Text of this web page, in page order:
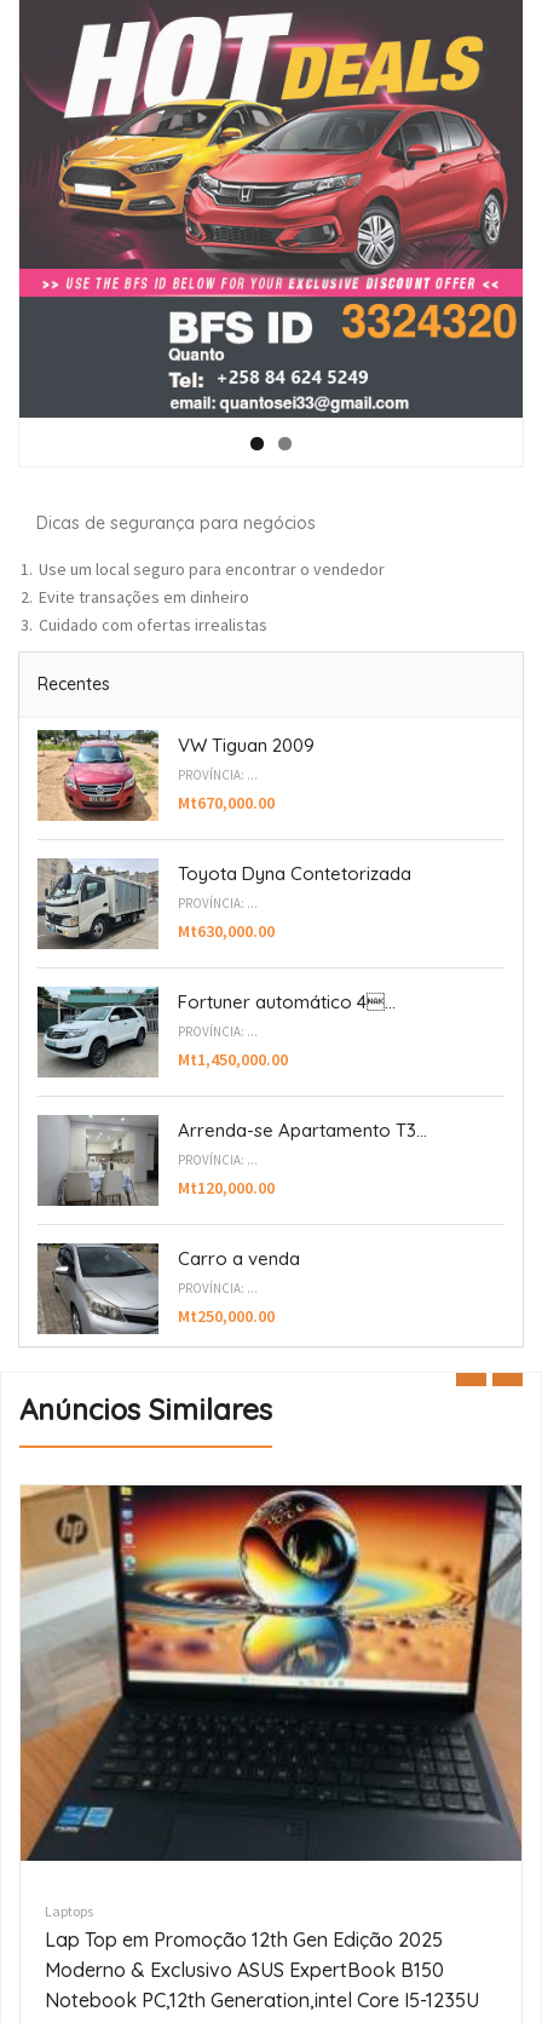
Dicas de segurança para negócios
Use um local seguro para encontrar o vendedor
Evite transações em dinheiro
Cuidado com ofertas irrealistas
Recentes
VW Tiguan 2009
PROVÍNCIA: ...
Mt670,000.00
Toyota Dyna Contetorizada
PROVÍNCIA: ...
Mt630,000.00
Fortuner automático 4...
PROVÍNCIA: ...
Mt1,450,000.00
Arrenda-se Apartamento T3...
PROVÍNCIA: ...
Mt120,000.00
Carro a venda
PROVÍNCIA: ...
Mt250,000.00
Anúncios Similares
Laptops
HP ProBook 440 G10 Laptop Novinhoooo na
Caixa 1920×1080 FHD Core i7-1355U – 512GB SSD